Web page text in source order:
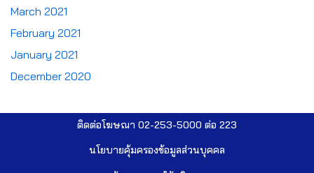
March 2021
February 2021
January 2021
December 2020
ติดต่อโฆษณา 02-253-5000​ ต่อ 223
นโยบายคุ้มครองข้อมูลส่วนบุคคล​